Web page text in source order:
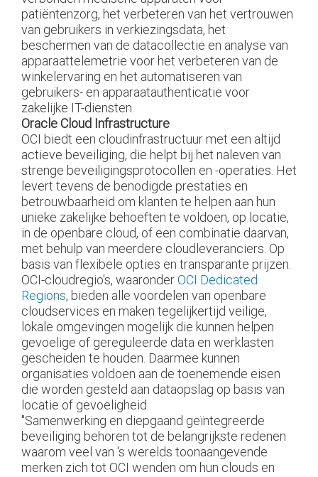
patiëntenzorg, het verbeteren van het vertrouwen
van gebruikers in verkiezingsdata, het
beschermen van de datacollectie en analyse van
apparaattelemetrie voor het verbeteren van de
winkelervaring en het automatiseren van
gebruikers- en apparaatauthenticatie voor
zakelijke IT-diensten.
Oracle Cloud Infrastructure
OCI biedt een cloudinfrastructuur met een altijd
actieve beveiliging, die helpt bij het naleven van
strenge beveiligingsprotocollen en -operaties. Het
levert tevens de benodigde prestaties en
betrouwbaarheid om klanten te helpen aan hun
unieke zakelijke behoeften te voldoen, op locatie,
in de openbare cloud, of een combinatie daarvan,
met behulp van meerdere cloudleveranciers. Op
basis van flexibele opties en transparante prijzen.
OCI-cloudregio's, waaronderOCI Dedicated
Regions, bieden alle voordelen van openbare
cloudservices en maken tegelijkertijd veilige,
lokale omgevingen mogelijk die kunnen helpen
gevoelige of gereguleerde data en werklasten
gescheiden te houden. Daarmee kunnen
organisaties voldoen aan de toenemende eisen
die worden gesteld aan dataopslag op basis van
locatie of gevoeligheid.
"Samenwerking en diepgaand geïntegreerde
beveiliging behoren tot de belangrijkste redenen
waarom veel van 's werelds toonaangevende
merken zich tot OCI wenden om hun clouds en